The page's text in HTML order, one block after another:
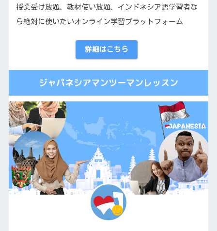
授業受け放題、教材使い放題、インドネシア語学習者な
ら絶対に使いたいオンライン学習プラットフォーム
詳細はこちら
ジャパネシアマンツーマンレッスン